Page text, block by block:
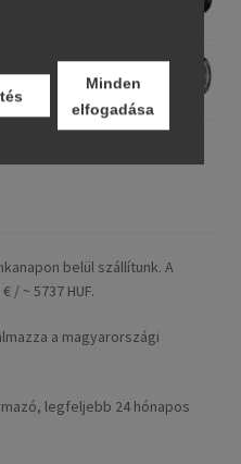
(hátsó gumi)
belül szállítunk. A
/ ~ 5737 HUF.
a magyarországi
legfeljebb 24 hónapos
Minden
elfogadása